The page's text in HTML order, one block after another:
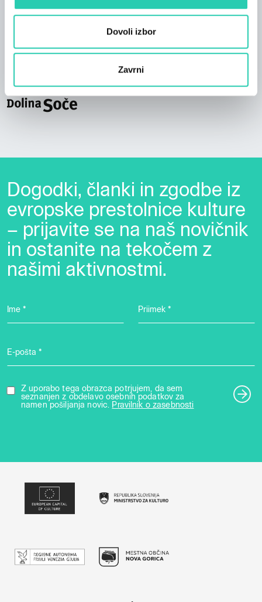
Dovoli izbor
Zavrni
čudovite reke Soče, lahko v apartmajih Tmaynka
preživite nepozabne počitnice. Apartmaji so kot
nalašč za pohodnike, kolesarje, ljubitelje vodnih
športov, jadralne padalce, jadralna padala ter
ljubitelje kulturnih in naravnih znamenitosti.
Dogodki, članki in zgodbe iz
evropske prestolnice kulture
– prijavite se na naš novičnik
in ostanite na tekočem z
našimi aktivnostmi.
Ime * Priimek *
E-pošta *
Z uporabo tega obrazca potrjujem, da sem
seznanjen z obdelavo osebnih podatkov za
namen pošiljanja novic.
Pravilnik o zasebnosti